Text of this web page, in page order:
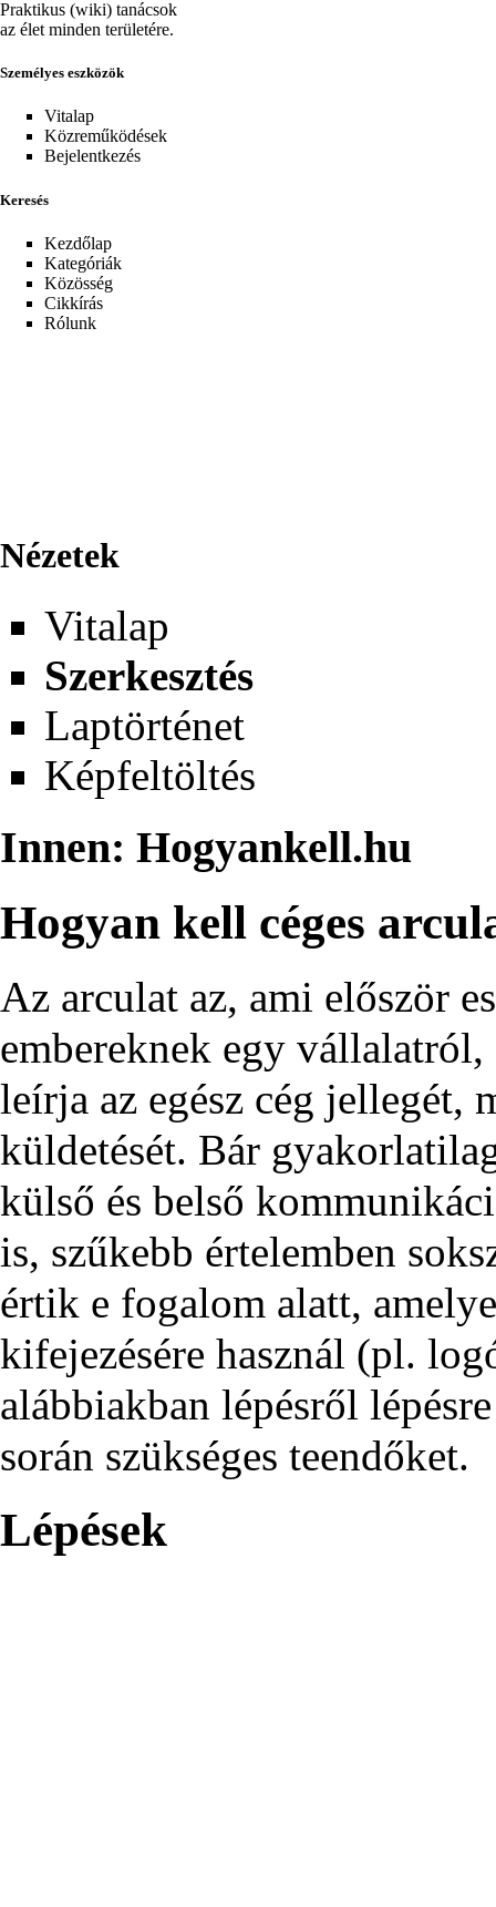
Praktikus (wiki) tanácsok
az élet minden területére.
Személyes eszközök
Vitalap
Közreműködések
Bejelentkezés
Keresés
Kezdőlap
Kategóriák
Közösség
Cikkírás
Rólunk
Nézetek
Vitalap
Szerkesztés
Laptörténet
Képfeltöltés
Innen: Hogyankell.hu
Hogyan kell céges
Az arculat az, ami először
embereknek egy
leírja az egész cég jellegét,
küldetését. Bár
külső és belső
is, szűkebb értelemben
értik e fogalom alatt,
kifejezésére használ (pl.
alábbiakban lépésről
során szükséges teendőket.
Lépések